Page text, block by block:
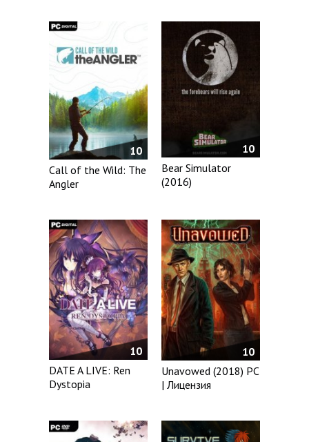
10
Call of the Wild: The
Angler
10
Bear Simulator
(2016)
10
DATE A LIVE: Ren
Dystopia
10
Unavowed (2018) PC
| Лицензия